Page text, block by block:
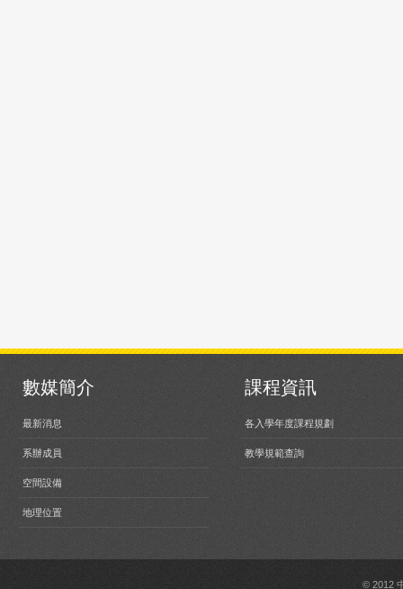
數媒簡介
最新消息
系辦成員
空間設備
地理位置
課程資訊
各入學年度課程規劃
教學規範查詢
© 2012